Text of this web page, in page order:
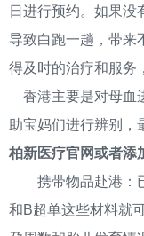
日进行预约。如果没
导致白跑一趟，带来
得及时的治疗和服务
香港主要是对母血
助宝妈们进行辨别，
柏新医疗官网或者添
携带物品赴港：已
和B超单这些材料就